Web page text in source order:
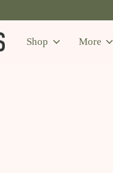
Shop More